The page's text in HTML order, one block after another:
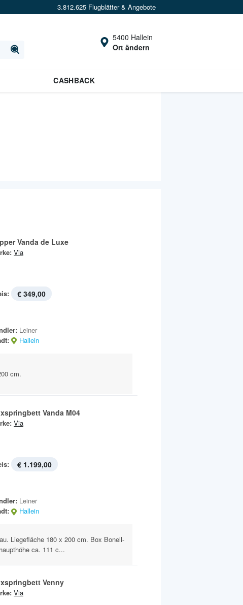
3.812.625 Flugblätter & Angebote
5400 Hallein
Ort ändern
CASHBACK
Vanda de Luxe
Via
€ 349,00
Leiner
Hallein
cm.
Vanda M04
Via
€ 1.199,00
Leiner
Hallein
Liegefläche 180 x 200 cm. Box Bonell-
ca. 111 c...
Venny
Via